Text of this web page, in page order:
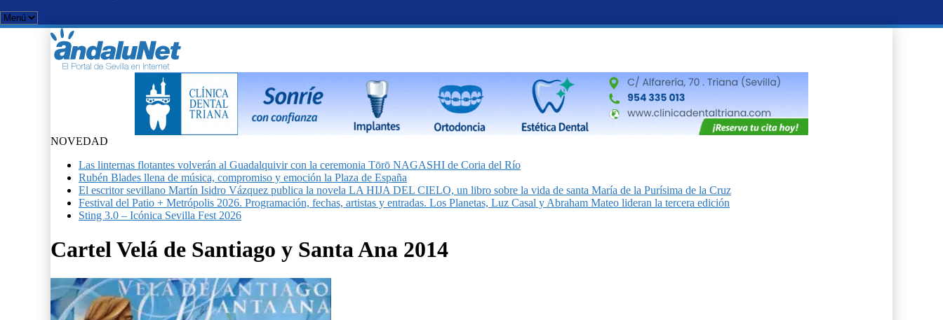
NOVEDAD
Las linternas flotantes volverán al Guadalquivir con la ceremonia Tōrō NAGASHI de Coria del Río
Rubén Blades llena de música, compromiso y emoción la Plaza de España
El escritor sevillano Martín Isidro Vázquez publica la novela LA HIJA DEL CIELO, un libro sobre la vida de santa María de la Purísima de la Cruz
Festival del Patio + Metrópolis 2026. Programación, fechas, artistas y entradas. Los Planetas, Luz Casal y Abraham Mateo lideran la tercera edición
Sting 3.0 – Icónica Sevilla Fest 2026
Cartel Velá de Santiago y Santa Ana 2014